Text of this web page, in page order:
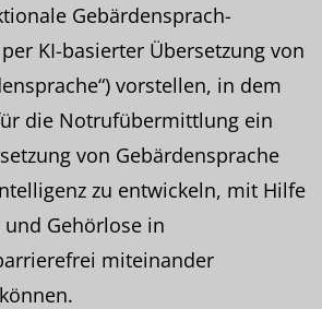
Gebärdensprach-
KI-basierter Übersetzung von
vorstellen, in dem
die Notrufübermittlung ein
von Gebärdensprache
zu entwickeln, mit Hilfe
Gehörlose in
miteinander